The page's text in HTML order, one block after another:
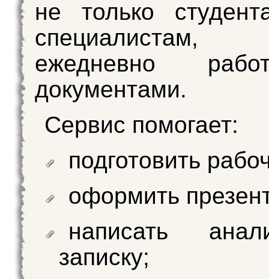
не только
специалистам,
ежедневно
документами.
Сервис помогает:
подготовить
оформить
написать
записку;